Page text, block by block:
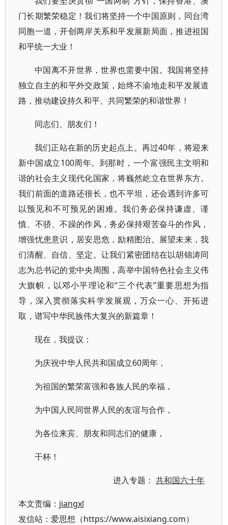
门长期繁荣稳定！我们将坚持一个中国原则，同台湾
同胞一道，开创两岸关系和平发展新局面，推进祖国
和平统一大业！
中国离不开世界，世界也需要中国。我国将坚持
独立自主的和平外交政策，始终不渝地走和平发展道
路，推动建设持久和平、共同繁荣的和谐世界！
同志们、朋友们！
我们正站在新的历史起点上。再过40年，将迎来
新中国成立100周年。到那时，一个富强民主文明和
谐的社会主义现代化国家，将巍然屹立在世界东方。
我们前面的道路还很长，也不平坦，还会遇到许多可
以预见和不可预见的困难。我们务必保持谦虚、谨
慎、不骄、不躁的作风，务必保持艰苦奋斗的作风，
增强忧患意识，居安思危，励精图治。展望未来，我
们清醒、自信、坚定。让我们紧密团结在以胡锦涛同
志为总书记的党中央周围，高举中国特色社会主义伟
大旗帜，以邓小平理论和“三个代表”重要思想为指
导，深入贯彻落实科学发展观，万众一心、开拓进
取，谱写中华民族伟大复兴的新篇章！
现在，我提议：
为庆祝中华人民共和国成立60周年，
为祖国的繁荣富强和各族人民的幸福，
为中国人民同世界人民的友谊与合作，
为各位来宾、朋友和同志们的健康，
干杯！
进入专题：共和国六十年
本文责编： jiangxl
发信站：爱思想（https://www.aisixiang.com）